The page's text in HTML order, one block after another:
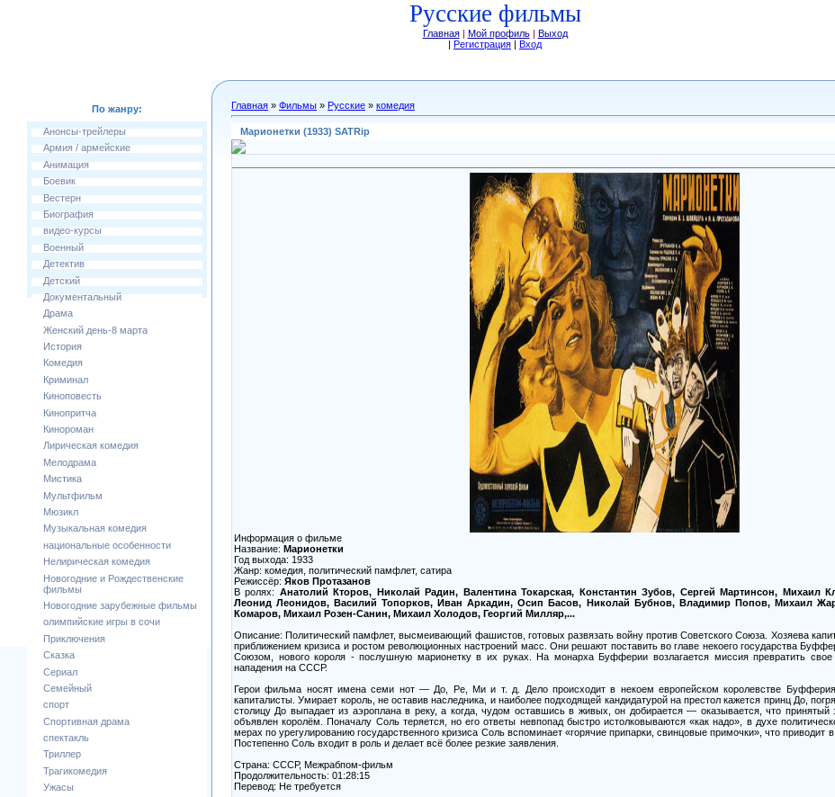
Русские фильмы
Главная| Мой профиль| Выход
| Регистрация | Вход
По жанру:
Анонсы-трейлеры
Армия / армейские
Анимация
Боевик
Вестерн
Биография
видео-курсы
Военный
Детектив
Детский
Документальный
Драма
Женский день-8 марта
История
Комедия
Криминал
Киноповесть
Кинопритча
Кинороман
Лирическая комедия
Мелодрама
Мистика
Мультфильм
Мюзикл
Музыкальная комедия
национальные особенности
Нелирическая комедия
Новогодние и Рождественские
фильмы
Новогодние зарубежные фильмы
олимпийские игры в сочи
Приключения
Сказка
Сериал
Семейный
спорт
Спортивная драма
спектакль
Триллер
Трагикомедия
Ужасы
Главная » Фильмы » Русские » комедия
Марионетки (1933) SATRip
Информация о фильме
Название: Марионетки
Год выхода: 1933
Жанр: комедия, политический памфлет, сатира
Режиссёр: Яков Протазанов
В ролях: Анатолий Кторов, Николай Радин, Валентина Токарская, Константин Зубов, Сергей Мартинсон, Михаил
Леонид Леонидов, Василий Топорков, Иван Аркадин, Осип Басов, Николай Бубнов, Владимир Попов, Михаил
Комаров, Михаил Розен-Санин, Михаил Холодов, Георгий Милляр,...
Описание: Политический памфлет, высмеивающий фашистов, готовых развязать войну против Советского Союза. Хозяева
приближением кризиса и ростом революционных настроений масс. Они решают поставить во главе некоего государства
Союзом, нового короля - послушную марионетку в их руках. На монарха Буфферии возлагается миссия превратить свое
нападения на СССР.
Герои фильма носят имена семи нот — До, Ре, Ми и т. д. Дело происходит в некоем европейском королевстве
капиталисты. Умирает король, не оставив наследника, и наиболее подходящей кандидатурой на престол кажется принц До,
столицу До выпадает из аэроплана в реку, а когда, чудом оставшись в живых, он добирается — оказывается, что принятый
объявлен королём. Поначалу Соль теряется, но его ответы невпопад быстро истолковываются «как надо», в духе
мерах по урегулированию государственного кризиса Соль вспоминает «горячие припарки, свинцовые примочки», что приводит
Постепенно Соль входит в роль и делает всё более резкие заявления.
Страна: СССР, Межрабпом-фильм
Продолжительность: 01:28:15
Перевoд: Не требуется